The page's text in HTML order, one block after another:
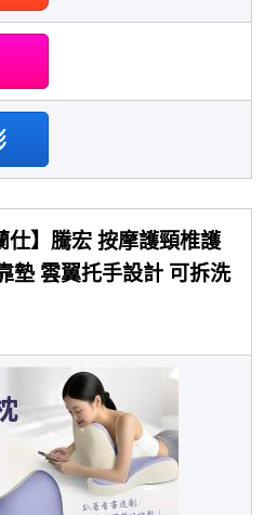
仕】騰宏 按摩護頸椎護
墊 雲翼托手設計 可拆洗